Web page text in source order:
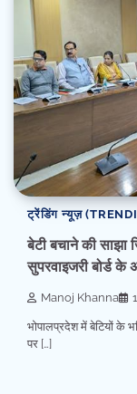
ट्रेंडिंग न्यूज़
बेटी बचाने की साझा
सुपरवाइजरी बोर्ड
Manoj Khanna
भोपालप्रदेश में बेटियों के
पर […]